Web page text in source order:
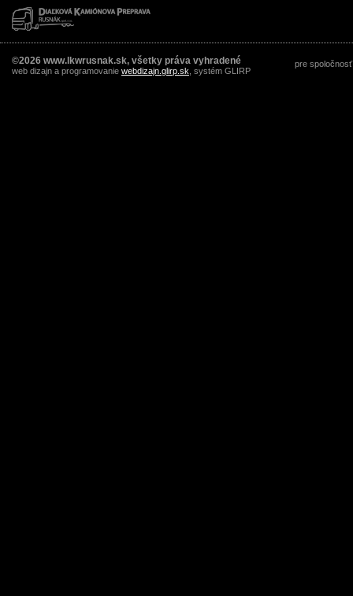
©2026 www.lkwrusnak.sk, všetky práva vyhradené
web dizajn a programovanie webdizajn.glirp.sk , systém GLIRP
pre